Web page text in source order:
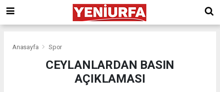
Anasayfa Spor
CEYLANLARDAN BASIN
AÇIKLAMASI